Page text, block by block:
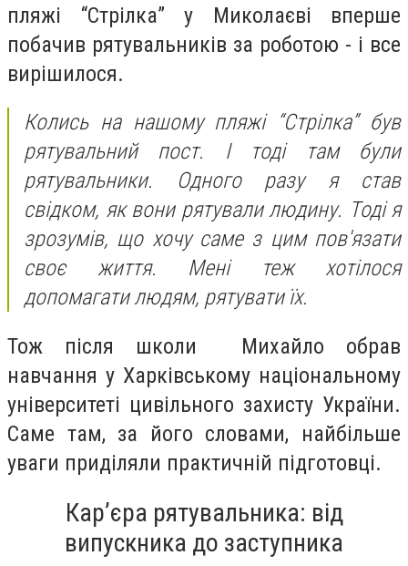
пляжі “Стрілка” у Миколаєві вперше
побачив рятувальників за роботою - і все
вирішилося.
Колись на нашому пляжі “Стрілка” був
рятувальний пост. І тоді там були
рятувальники. Одного разу я став
свідком, як вони рятували людину. Тоді я
зрозумів, що хочу саме з цим пов'язати
своє життя. Мені теж хотілося
допомагати людям, рятувати їх.
Тож після школи Михайло обрав
навчання у Харківському національному
університеті цивільного захисту України.
Саме там, за його словами, найбільше
уваги приділяли практичній підготовці.
Кар’єра рятувальника: від
випускника до заступника